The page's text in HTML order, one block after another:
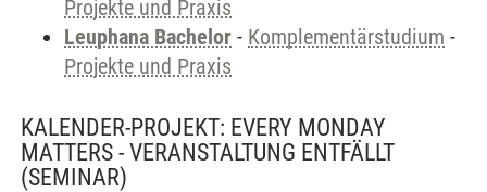
Projekte und Praxis
Leuphana Bachelor - Komplementärstudium -
Projekte und Praxis
KALENDER-PROJEKT: EVERY MONDAY
MATTERS - VERANSTALTUNG ENTFÄLLT
(SEMINAR)